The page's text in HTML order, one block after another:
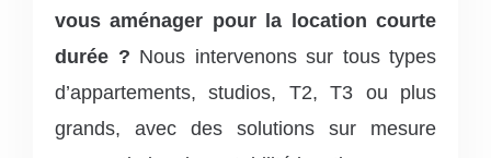
vous aménager pour la location courte
durée ? Nous intervenons sur tous types
d’appartements, studios, T2, T3 ou plus
grands, avec des solutions sur mesure